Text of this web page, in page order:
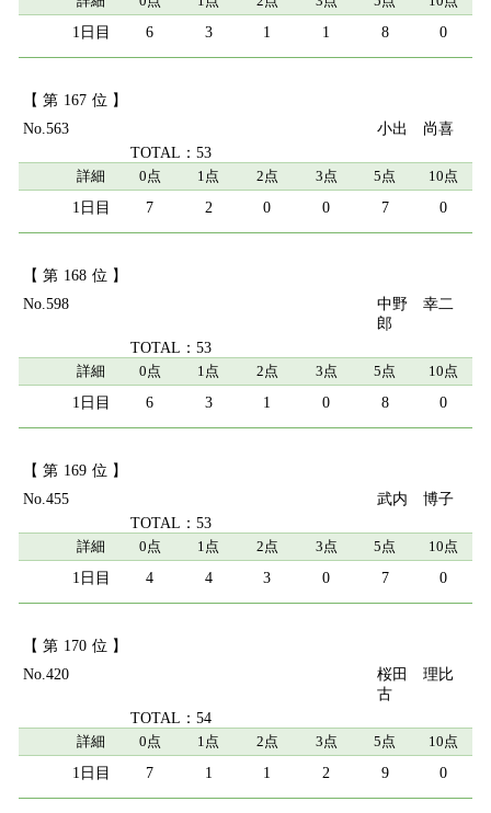
6 3 1 1 8 0
167
563
小出 尚喜
詳細 0点 1点 2点 3点 5点 10点
7 2 0 0 7 0
53
168
598
中野 幸二
郎
詳細 0点 1点 2点 3点 5点 10点
6 3 1 0 8 0
53
169
455
武内 博子
詳細 0点 1点 2点 3点 5点 10点
4 4 3 0 7 0
53
170
420
桜田 理比
古
詳細 0点 1点 2点 3点 5点 10点
7 1 1 2 9 0
54